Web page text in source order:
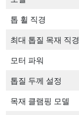
톱 휠 직경
최대 톱질 목재 직경
모터 파워
톱질 두께 설정
목재 클램핑 모델